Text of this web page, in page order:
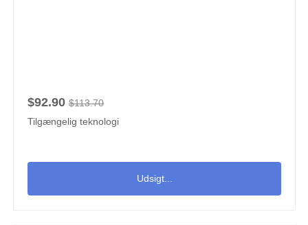
$92.90 $113.70
Tilgængelig teknologi
Udsigt...